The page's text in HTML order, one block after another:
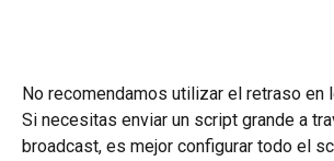
No recomendamos utilizar el retraso en
Si necesitas enviar un script grande a
broadcast, es mejor configurar todo el